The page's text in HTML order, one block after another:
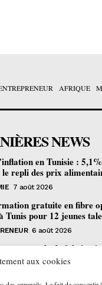
aux cookies
AFRIQUE
NEWS
en Tunisie :
repli des prix
7 août 2026
gratuite en fibre
Tunis pour 12 jeunes
6 août 2026
procédé de
en flux continu :